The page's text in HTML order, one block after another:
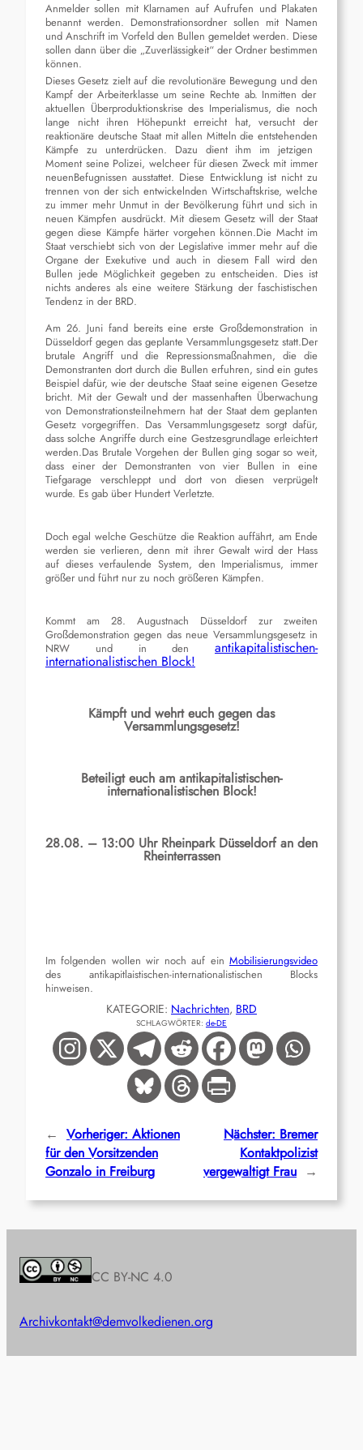
Anmelder sollen mit Klarnamen auf Aufrufen und Plakaten
benannt werden. Demonstrationsordner sollen mit Namen
und Anschrift im Vorfeld den Bullen gemeldet werden. Diese
sollen dann über die „Zuverlässigkeit“ der Ordner bestimmen
können.
Dieses Gesetz zielt auf die revolutionäre Bewegung und den
Kampf der Arbeiterklasse um seine Rechte ab. Inmitten der
aktuellen Überproduktionskrise des Imperialismus,die noch
lange nicht ihren Höhepunkt erreicht hat, versucht der
reaktionäre deutscheStaat mit allen Mittelndieentstehenden
Kämpfe zu unterdrücken. Dazu dient ihm im jetzigen
Moment seinePolizei, welcheer für diesen Zweck mit immer
neuenBefugnissen ausstattet. Diese Entwicklung ist nicht zu
trennen von der sich entwickelnden Wirtschaftskrise, welche
zu immer mehr Unmut in der Bevölkerung führt und sich in
neuen Kämpfen ausdrückt. Mit diesem Gesetz will der Staat
gegen diese Kämpfe härter vorgehen können.Die Macht im
Staat verschiebt sich von der Legislative immer mehr auf die
Organe der Exekutive und auch in diesemFall wird den
Bullen jede Möglichkeit gegeben zu entscheiden. Dies ist
nichts anderes als eine weitereStärkung der faschistischen
Tendenz in der BRD.
Am 26. Junifand bereits eineerste Großdemonstration in
Düsseldorf gegen das geplante Versammlungsgesetz statt.Der
brutale Angriff und die Repressionsmaßnahmen, die die
Demonstranten dort durch die Bullen erfuhren, sind ein gutes
Beispiel dafür,wie der deutsche Staat seine eigenen Gesetze
bricht. Mit der Gewalt und der massenhaften Überwachung
von Demonstrationsteilnehmern hat der Staat dem geplanten
Gesetz vorgegriffen. Das Versammlungsgesetz sorgt dafür,
dass solche Angriffe durch eine Gestzesgrundlage erleichtert
werden.Das Brutale Vorgehen der Bullen ging sogar so weit,
dass einer derDemonstranten von vier Bullen in eine
Tiefgarage verschleppt und dort vondiesenverprügelt
wurde. Es gab über Hundert Verletzte.
Doch egal welche Geschütze die Reaktion auffährt, am Ende
werden sie verlieren, denn mit ihrer Gewalt wird der Hass
auf dieses verfaulende System, den Imperialismus, immer
größer und führt nur zu noch größeren Kämpfen.
Kommt am 28. Augustnach Düsseldorf zur zweiten
Großdemonstrationgegen das neue Versammlungsgesetz in
NRW und in den antikapitalistischen-
internationalistischen Block!
Kämpft und wehrt euch gegen das
Versammlungsgesetz!
Beteiligt euch am antikapitalistischen-
internationalistischen Block!
28.08. – 13:00 Uhr Rheinpark Düsseldorf an den
Rheinterrassen
Im folgenden wollen wir noch auf ein Mobilisierungsvideo
des antikapitlaistischen-internationalistischen Blocks
hinweisen.
KATEGORIE: Nachrichten, BRD
SCHLAGWÖRTER: de-DE
← Vorheriger: Aktionen
für den Vorsitzenden
Gonzalo in Freiburg
Nächster: Bremer
Kontaktpolizist
vergewaltigt Frau →
CC BY-NC 4.0
Archivkontakt@demvolkedienen.org